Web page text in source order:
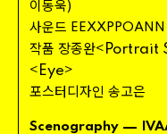
이동욱)
사운드 EEXXPPOANN
작품 장종완< Portrait
< Eye>
포스터디자인 송고은
Scenography —